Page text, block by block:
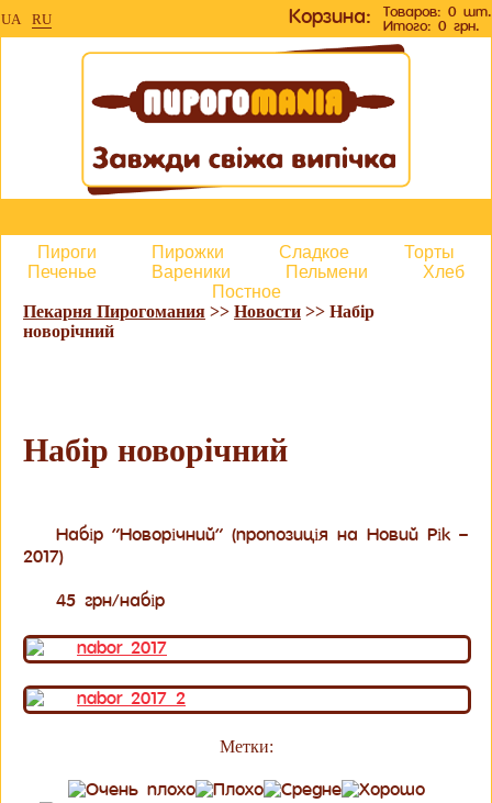
UA RU Корзина:
Товаров: 0 шт.
Итого: 0 грн.
Пироги Пирожки Сладкое
Торты
Печенье
Вареники Пельмени
Хлеб
Постное
Пекарня Пирогомания >> Новости >> Набір
новорічний
Набір новорічний
Набір “Новорічний” (пропозиція на Новий Рік –
2017)
45 грн/набір
Метки: